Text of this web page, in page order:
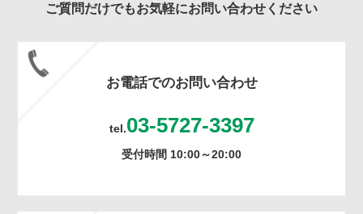
ご質問だけでもお気軽にお問い合わせください
お電話でのお問い合わせ
tel.03-5727-3397
受付時間 10:00～20:00